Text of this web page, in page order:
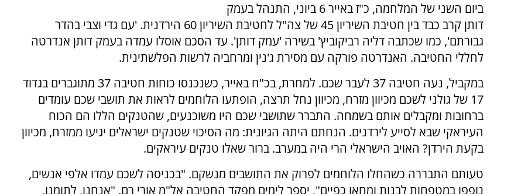
ביום השני של המלחמה, כ"ז באייר 6 ביוני, התנהל בעמק
דותן קרב כבד בין חטיבת השיריון 45 של צה"ל לחטיבת השיריון 60 הירדנית. 'עם גדי וצבי בהדר
גבורתם', כמו שכתבה דליה רביקוביץ' בשירה 'עמק דותן'. עד הסכם אוסלו עמדה בעמק דותן אנדרטה
לחללי החטיבה. האנדרטה פורקה עם מסירת ג'נין ומרחביה לרשות הפלשתינית.
במקביל, נעה חטיבה 37 לעבר שכם. למחרת, בכ"ח באייר, כשנכנסו כוחות חטיבה 37 מתוגברים בגדוד
17 של גולני לשכם מכיוון מזרח, מכיוון נחל תרצה, הופתעו הלוחמים לראות את תושבי שכם עומדים
ברחובות ומקבלים אותם בשמחה. התברר שתושבי שכם היו משוכנעים, שהטנקים הללו הם הכוח
העיראקי שבא לסייע לירדנים. הנחתם היתה הגיונית: מה הסיכוי שטנקים ישראלים יגיעו ממזרח, מכיוון
בקעת הירדן? האויב הישראלי הרי היה במערב. ברור שאלו טנקים עיראקים.
טעותם התבררה כשהחלו הלוחמים לפרוק את התושבים מנשקם. "בכניסה לשכם עמדו אלפי אנשים,
נופפו במטפחות לבנות ומחאו כפיים", יספר לימים מפקד החטיבה אל"מ אורי רם. "אנחנו, לתומנו,